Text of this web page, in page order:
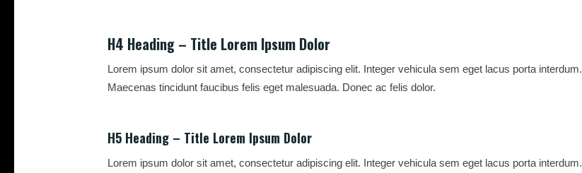
H4 Heading – Title Lorem Ipsum Dolor
Lorem ipsum dolor sit amet, consectetur adipiscing elit. Integer vehicula sem eget lacus porta interdum.
Maecenas tincidunt faucibus felis eget malesuada. Donec ac felis dolor.
H5 Heading – Title Lorem Ipsum Dolor
Lorem ipsum dolor sit amet, consectetur adipiscing elit. Integer vehicula sem eget lacus porta interdum.